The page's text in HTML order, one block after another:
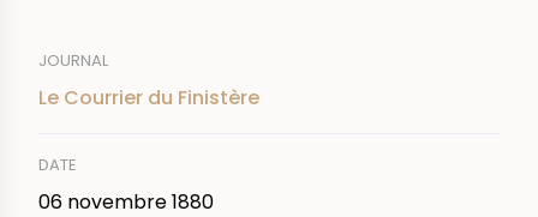
JOURNAL
Le Courrier du Finistère
DATE
06 novembre 1880